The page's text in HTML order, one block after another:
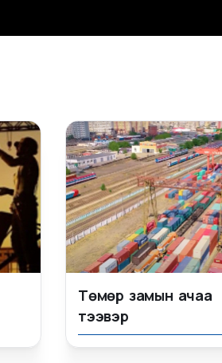
Төмөр замын ачаа
тээвэр